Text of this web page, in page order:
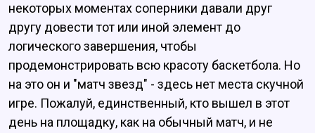
некоторых моментах соперники давали друг
другу довести тот или иной элемент до
логического завершения, чтобы
продемонстрировать всю красоту баскетбола. Но
на это он и "матч звезд" - здесь нет места скучной
игре. Пожалуй, единственный, кто вышел в этот
день на площадку, как на обычный матч, и не